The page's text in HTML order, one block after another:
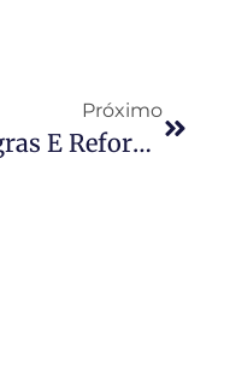
Próximo
Regras E Reforma Do Apê